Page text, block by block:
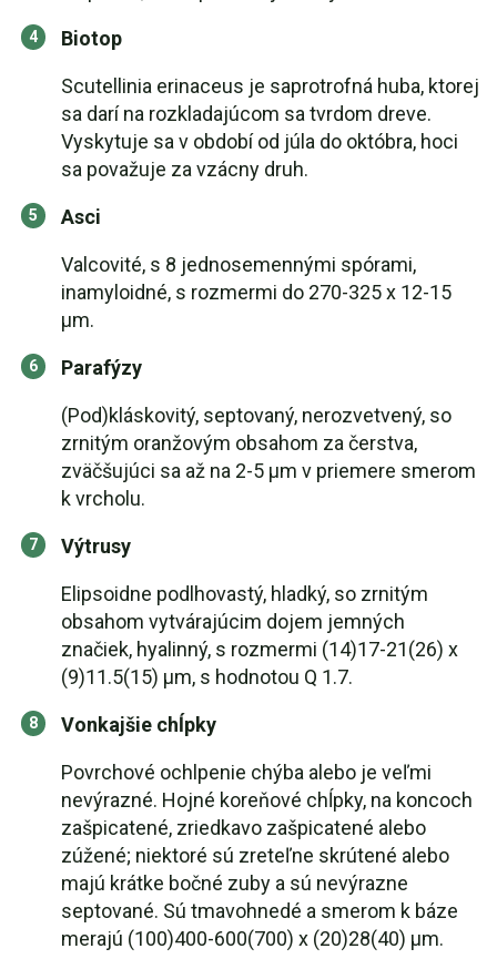
Biotop
Scutellinia erinaceus je saprotrofná huba, ktorej
sa darí na rozkladajúcom sa tvrdom dreve.
Vyskytuje sa v období od júla do októbra, hoci
sa považuje za vzácny druh.
Asci
Valcovité, s 8 jednosemennými spórami,
inamyloidné, s rozmermi do 270-325 x 12-15
µm.
Parafýzy
(Pod)kláskovitý, septovaný, nerozvetvený, so
zrnitým oranžovým obsahom za čerstva,
zväčšujúci sa až na 2-5 µm v priemere smerom
k vrcholu.
Výtrusy
Elipsoidne podlhovastý, hladký, so zrnitým
obsahom vytvárajúcim dojem jemných
značiek, hyalinný, s rozmermi (14)17-21(26) x
(9)11.5(15) µm, s hodnotou Q 1.7.
Vonkajšie chĺpky
Povrchové ochlpenie chýba alebo je veľmi
nevýrazné. Hojné koreňové chĺpky, na koncoch
zašpicatené, zriedkavo zašpicatené alebo
zúžené; niektoré sú zreteľne skrútené alebo
majú krátke bočné zuby a sú nevýrazne
septované. Sú tmavohnedé a smerom k báze
merajú (100)400-600(700) x (20)28(40) µm.